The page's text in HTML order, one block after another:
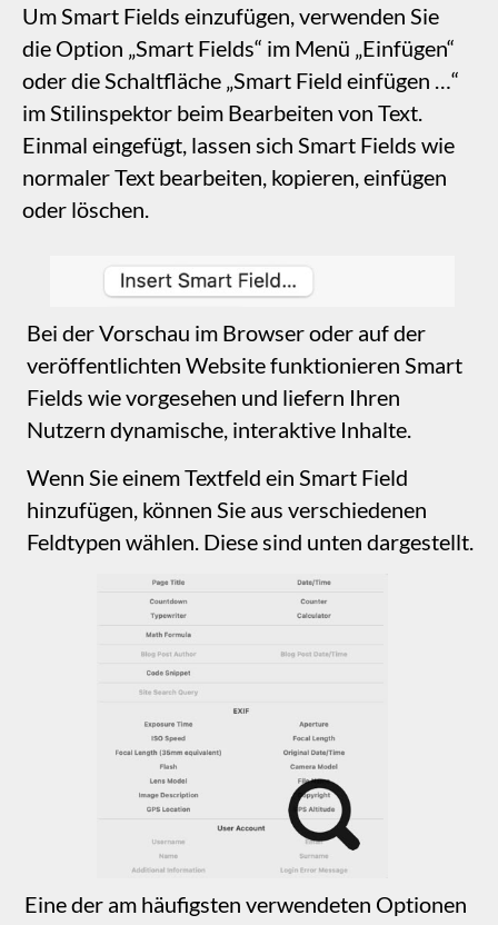
veröffentlichten Website funktionieren Smart
Fields wie vorgesehen und liefern Ihren
Nutzern dynamische, interaktive Inhalte.
Wenn Sie einem Textfeld ein Smart Field
hinzufügen, können Sie aus verschiedenen
Feldtypen wählen. Diese sind unten dargestellt.
Eine der am häufigsten verwendeten Optionen
ist das „Rechner“-Smart Field. Wird es in ein
Textfeld eingefügt, sieht es so aus.
Ein Klick auf die „Rechner“-Blase öffnet ein
hinzufügen können. So sieht es aus.
Das Dropdown „Wert auswählen …“ zeigt eine
an. Diese können in Ihre Berechnung